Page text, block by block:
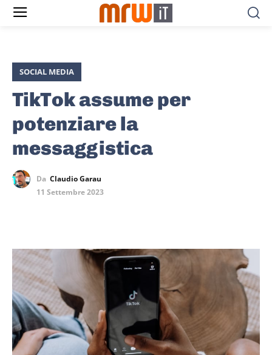
SOCIAL MEDIA
TikTok assume per
potenziare la
messaggistica
Da Claudio Garau
11 Settembre 2023